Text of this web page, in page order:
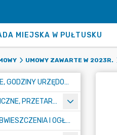
MIEJSKA W PUŁTUSKU
UMOWY ZAWARTE W 2023R.
DANE KONTAKTOWE, GODZINY URZĘDOWANIA I NUMER KONTA BANKOWEGO
ZAMÓWIENIA PUBLICZNE, PRZETARGI, KONKURSY
ZAWIADOMIENIA, OBWIESZCZENIA I OGŁOSZENIA